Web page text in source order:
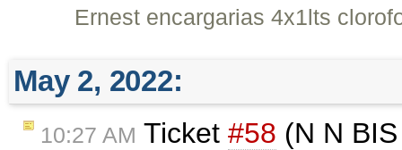
Ernest encargarias 4x1lts
May 2, 2022:
10:27 AM Ticket #58 (N N